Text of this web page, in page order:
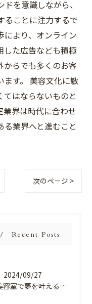
を意識しながら、
ることに注力するで
により、オンライン
た広告なども積極
からでも多くのお客
ます。 美容文化に敏
はならないものと
業界は時代に合わせ
業界へと進むこと
次のページ >
Recent Posts
2024/09/27
美容室で夢を叶える！自分を磨く新たなチャンス